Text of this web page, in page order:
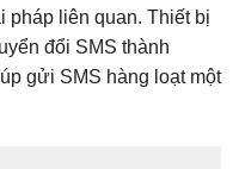
pháp liên quan. Thiết bị
đổi SMS thành
gửi SMS hàng loạt một